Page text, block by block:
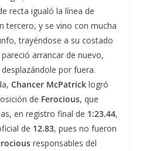
recta igualó la línea de
tercero, y se vino con mucha
trayéndose a su costado
arrancar de nuevo,
por fuera.
Chancer McPatricklogró
de Ferocious, que
en registro final de 1:23.44,
de 12.83, pues no fueron
responsables del